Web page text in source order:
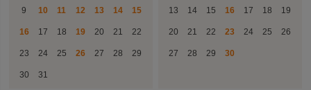
9 10 11 12 13 14 15
16 17 18 19 20 21 22
23 24 25 26 27 28 29
30 31
13 14 15 16 17 18 19
20 21 22 23 24 25 26
27 28 29 30